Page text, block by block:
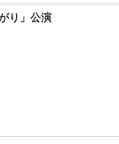
り」公演